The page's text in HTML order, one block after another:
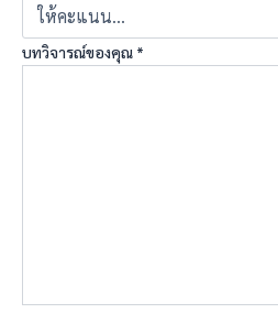
บทวิจารณ์ของคุณ *